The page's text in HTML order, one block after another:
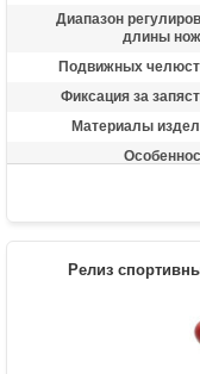
Диапазон
длины
Подвижных
Фиксация за
Материалы
Релиз